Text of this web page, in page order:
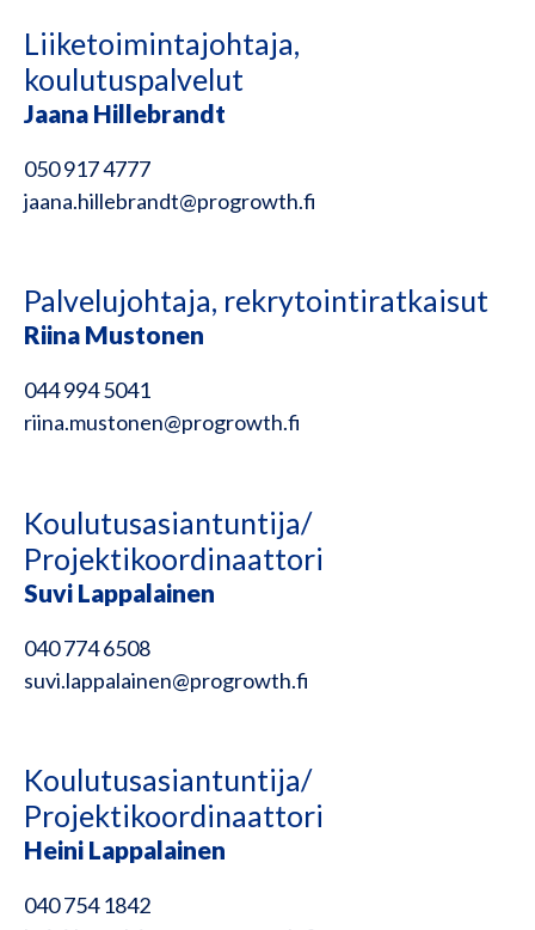
Liiketoimintajohtaja,
koulutuspalvelut
Jaana Hillebrandt
050 917 4777
jaana.hillebrandt@progrowth.fi
Palvelujohtaja, rekrytointiratkaisut
Riina Mustonen
044 994 5041
riina.mustonen@progrowth.fi
Koulutusasiantuntija/
Projektikoordinaattori
Suvi Lappalainen
040 774 6508
suvi.lappalainen@progrowth.fi
Koulutusasiantuntija/
Projektikoordinaattori
Heini Lappalainen
040 754 1842